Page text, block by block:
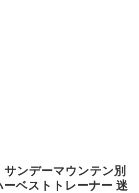
ンデーマウンテン別
ベストトレーナー 迷